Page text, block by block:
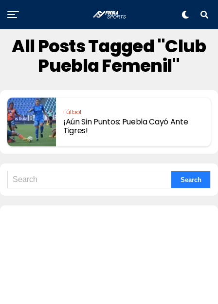
All Posts Tagged "Club
Puebla Femenil"
Fútbol
¡Aún Sin Puntos: Puebla Cayó Ante
Tigres!